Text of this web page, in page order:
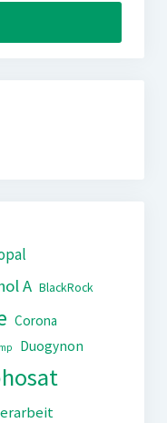
A BlackRock
Corona
Duogynon